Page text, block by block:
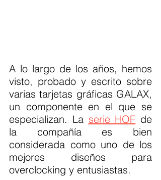
A lo largo de los años, hemos
visto, probado y escrito sobre
varias tarjetas gráficas GALAX,
un componente en el que se
especializan. La serie HOF de
la compañía es bien
considerada como uno de los
mejores diseños para
overclocking y entusiastas.